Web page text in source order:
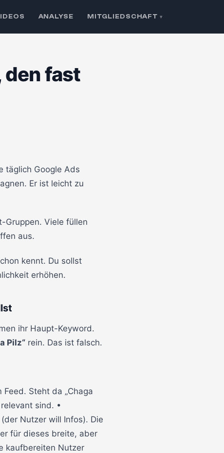
ANALYSE MITGLIEDSCHAFT ▾
den fast
täglich Google Ads
Er ist leicht zu
Gruppen. Viele füllen
aus.
kennt. Du sollst
erhöhen.
ihr Haupt-Keyword.
Pilz“ rein. Das ist falsch.
Steht da „Chaga
sind. •
Nutzer will Infos). Die
für dieses breite, aber
kaufbereiten Nutzer